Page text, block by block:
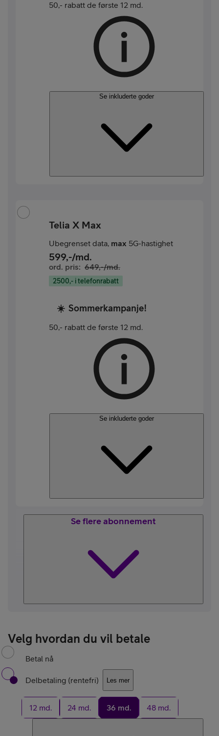
50,- rabatt de første 12 md.
Se inkluderte goder
Telia X Max
Ubegrenset data, max 5G-hastighet
599,-/md.
ord. pris: 649,-/md.
2500,- i telefonrabatt
☀️ Sommerkampanje!
50,- rabatt de første 12 md.
Se inkluderte goder
Se flere abonnement
Velg hvordan du vil betale
Betal nå
Delbetaling (rentefri) Les mer
12 md. 24 md. 36 md. 48 md.